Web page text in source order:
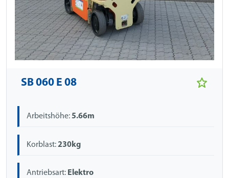
SB 060 E 08
Arbeitshöhe: 5.66m
Korblast:230kg
Antriebsart: Elektro